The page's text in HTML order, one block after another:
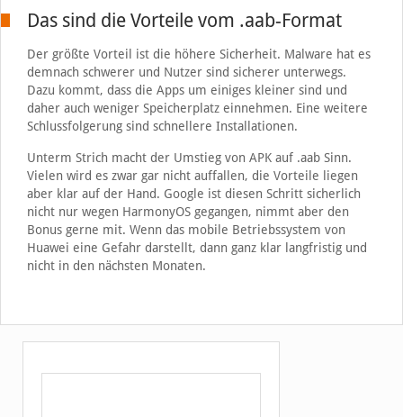
Das sind die Vorteile vom .aab-Format
Der größte Vorteil ist die höhere Sicherheit. Malware hat es
demnach schwerer und Nutzer sind sicherer unterwegs.
Dazu kommt, dass die Apps um einiges kleiner sind und
daher auch weniger Speicherplatz einnehmen. Eine weitere
Schlussfolgerung sind schnellere Installationen.
Unterm Strich macht der Umstieg von APK auf .aab Sinn.
Vielen wird es zwar gar nicht auffallen, die Vorteile liegen
aber klar auf der Hand. Google ist diesen Schritt sicherlich
nicht nur wegen HarmonyOS gegangen, nimmt aber den
Bonus gerne mit. Wenn das mobile Betriebssystem von
Huawei eine Gefahr darstellt, dann ganz klar langfristig und
nicht in den nächsten Monaten.